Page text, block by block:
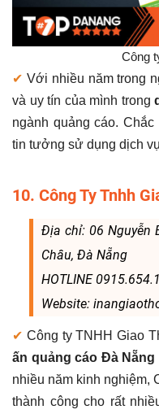
Công
✔ Với nhiều năm trong
và uy tín của mình trong
ngành quảng cáo.
tin tưởng sử dụng dịch
10. Công Ty Tnhh
Địa chỉ: 06 Nguyễn
Châu, Đà Nẵng
HOTLINE
Website:
✔ Công ty TNHH Giao
ấn quảng cáo Đà Nẵng
nhiều năm kinh nghiệm,
thành công cho rất